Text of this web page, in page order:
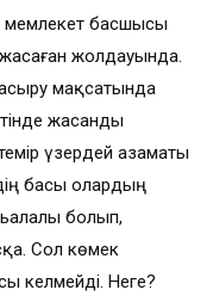
мемлекет басшысы
жолдауында.
мақсатында
жасанды
үзердей азаматы
басы олардың
болып,
Сол көмек
келмейді. Неге?